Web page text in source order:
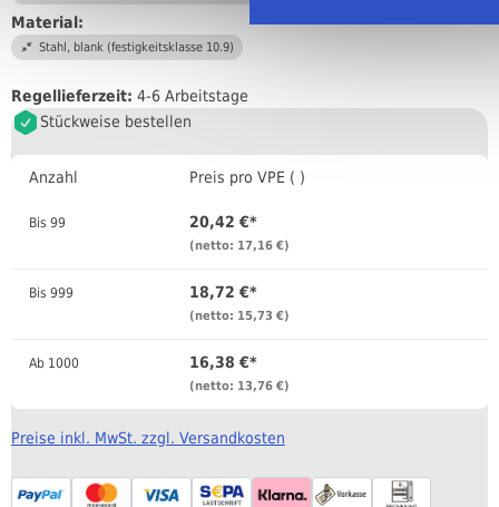
Material:
Stahl, blank (festigkeitsklasse 10.9)
Regellieferzeit: 4-6 Arbeitstage
Stückweise bestellen
Anzahl Preis pro VPE ( )
Bis 99 20,42 €*
(netto: 17,16 €)
Bis 999 18,72 €*
(netto: 15,73 €)
Ab 1000 16,38 €*
(netto: 13,76 €)
Preise inkl. MwSt. zzgl. Versandkosten